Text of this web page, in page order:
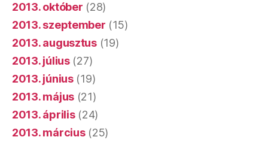
2013. október (28)
2013. szeptember (15)
2013. augusztus(19)
2013. július(27)
2013. június(19)
2013. május (21)
2013. április(24)
2013. március(25)